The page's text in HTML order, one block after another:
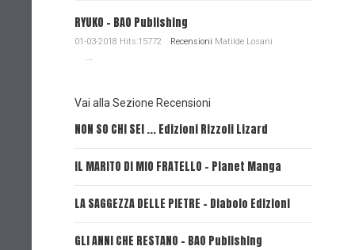
RYUKO - BAO Publishing
01-03-2018 Hits:15772 Recensioni Matilde Losani
...
Vai alla Sezione Recensioni
NON SO CHI SEI ... Edizioni Rizzoli Lizard
IL MARITO DI MIO FRATELLO - Planet Manga
LA SAGGEZZA DELLE PIETRE - Diabolo Edizioni
GLI ANNI CHE RESTANO - BAO Publishing